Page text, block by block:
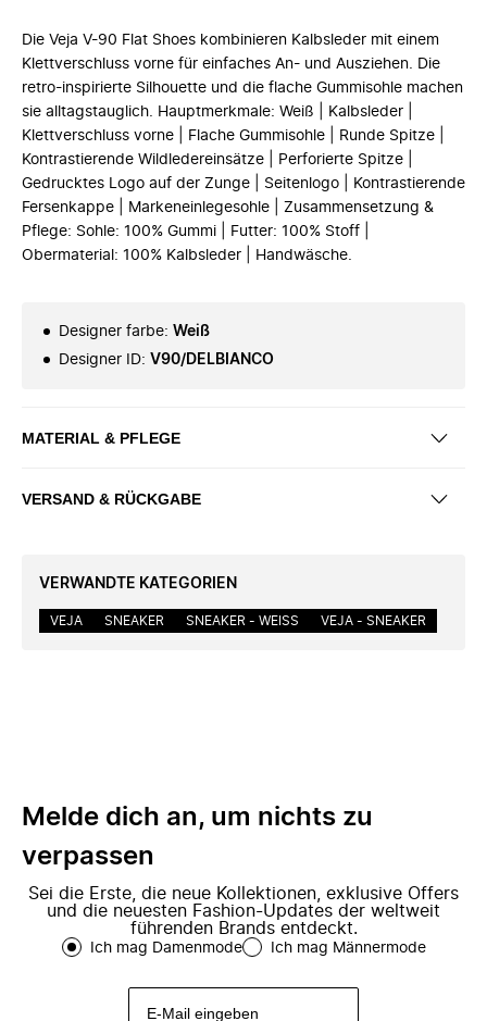
Die Veja V-90 Flat Shoes kombinieren Kalbsleder mit einem
Klettverschluss vorne für einfaches An- und Ausziehen. Die
retro-inspirierte Silhouette und die flache Gummisohle machen
sie alltagstauglich. Hauptmerkmale: Weiß | Kalbsleder |
Klettverschluss vorne | Flache Gummisohle | Runde Spitze |
Kontrastierende Wildledereinsätze | Perforierte Spitze |
Gedrucktes Logo auf der Zunge | Seitenlogo | Kontrastierende
Fersenkappe | Markeneinlegesohle | Zusammensetzung &
Pflege: Sohle: 100% Gummi | Futter: 100% Stoff |
Obermaterial: 100% Kalbsleder | Handwäsche.
Designer farbe: Weiß
Designer ID: V90/DELBIANCO
MATERIAL & PFLEGE
VERSAND & RÜCKGABE
VERWANDTE KATEGORIEN
VEJA SNEAKER SNEAKER - WEISS VEJA - SNEAKER
Melde dich an, um nichts zu
verpassen
Sei die Erste, die neue Kollektionen, exklusive Offers
und die neuesten Fashion-Updates der weltweit
führenden Brands entdeckt.
Ich mag Damenmode Ich mag Männermode